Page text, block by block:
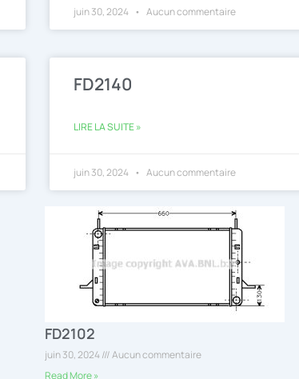
juin 30, 2024 Aucun commentaire
FD2140
LIRE LA SUITE »
juin 30, 2024 Aucun commentaire
FD2102
juin 30, 2024
Aucun commentaire
Read More »